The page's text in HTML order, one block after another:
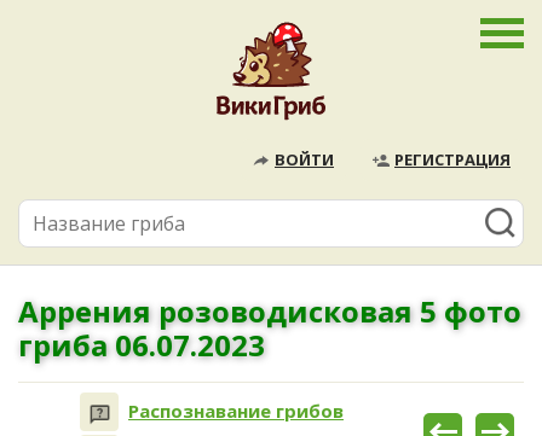
ВОЙТИ РЕГИСТРАЦИЯ
Аррения розоводисковая 5 фото
гриба 06.07.2023
Распознавание грибов